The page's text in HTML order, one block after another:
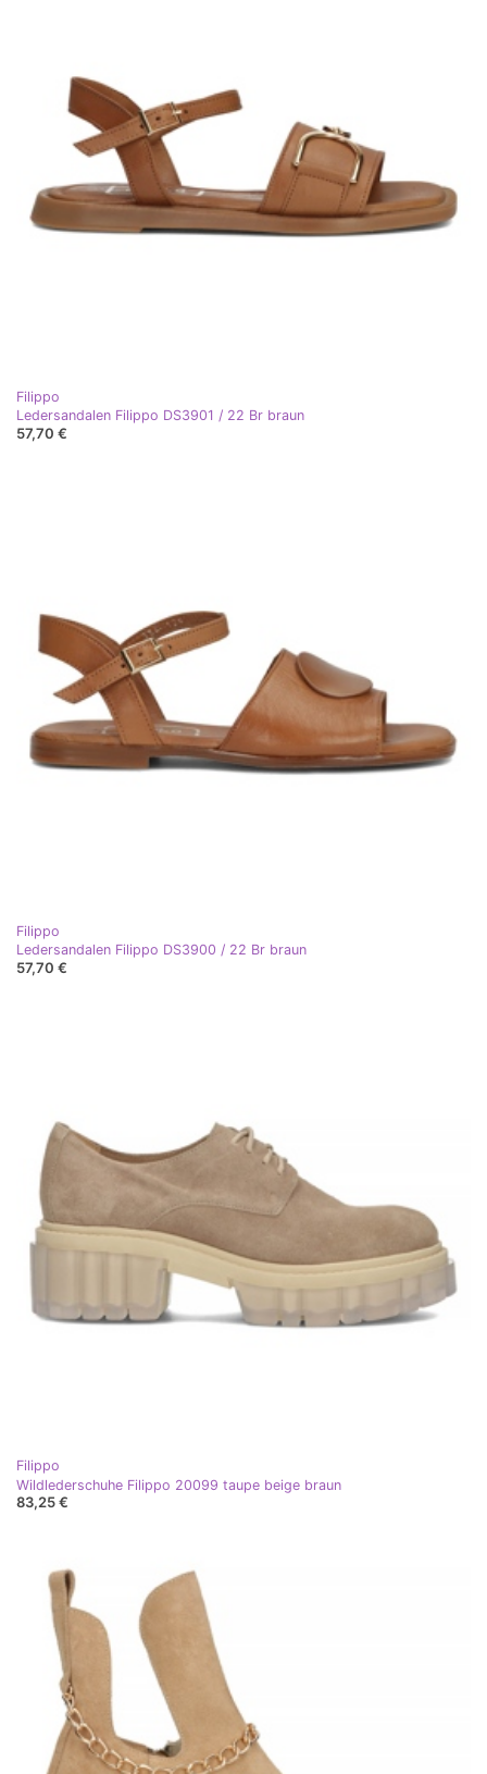
Filippo
Ledersandalen Filippo DS3901 / 22 Br braun
57,70 €
Filippo
Ledersandalen Filippo DS3900 / 22 Br braun
57,70 €
Filippo
Wildlederschuhe Filippo 20099 taupe beige braun
83,25 €